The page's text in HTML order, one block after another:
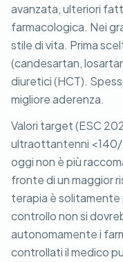
avanzata, ulteriori
farmacologica. Nei
stile di vita. Prima
(candesartan,
diuretici (HCT).
migliore aderenza.
Valori target (ESC
ultraottantenni
oggi non è più
fronte di un maggior
terapia è
controllo non si
autonomamente i
controllati il medico